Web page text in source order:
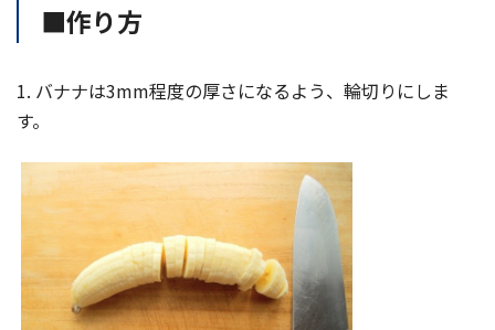
■作り方
1. バナナは3mm程度の厚さになるよう、輪切りにしま
す。